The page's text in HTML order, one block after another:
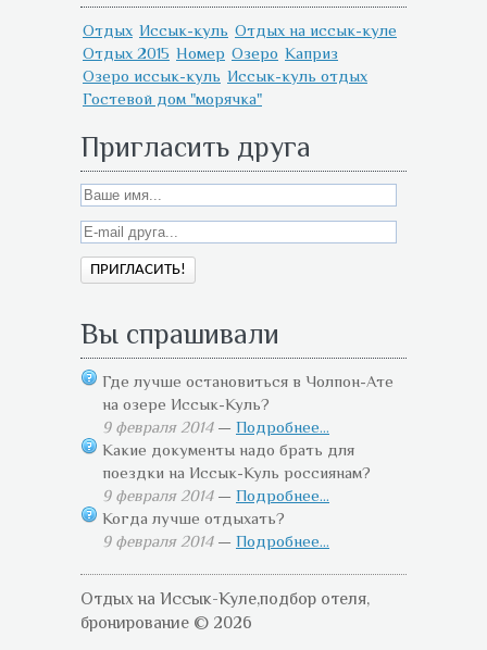
Отдых Иссык-куль Отдых на иссык-куле
Отдых 2015 Номер Озеро Каприз
Озеро иссык-куль Иссык-куль отдых
Гостевой дом "морячка"
Пригласить друга
Вы спрашивали
Где лучше остановиться в Чолпон-Ате
на озере Иссык-Куль?
9 февраля 2014— Подробнее...
Какие документы надо брать для
поездки на Иссык-Куль россиянам?
9 февраля 2014— Подробнее...
Когда лучше отдыхать?
9 февраля 2014— Подробнее...
Отдых на Иссык-Куле,подбор отеля,
бронирование © 2026